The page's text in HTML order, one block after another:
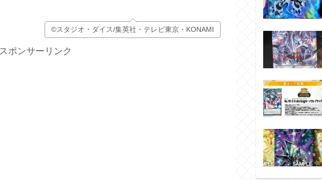
©スタジオ・ダイス/集英社・テレビ東京・KONAMI
スポンサーリンク